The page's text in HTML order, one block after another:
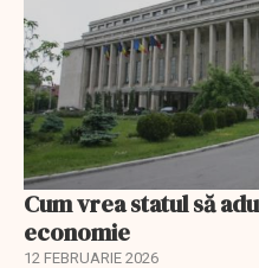
Cum vrea statul să
economie
12 FEBRUARIE 2026